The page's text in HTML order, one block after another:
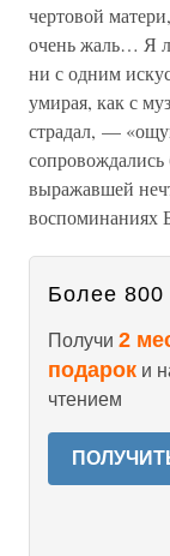
чертовой
очень жаль… Я
ни с одним
умирая, как с
страдал, —
выражавшей
воспоминаниях
Более 800
Получи 2
подарок и
чтением